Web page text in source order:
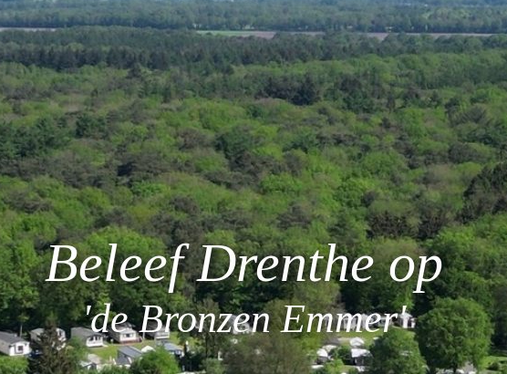
Beleef Drenthe op
'de Bronzen Emmer'